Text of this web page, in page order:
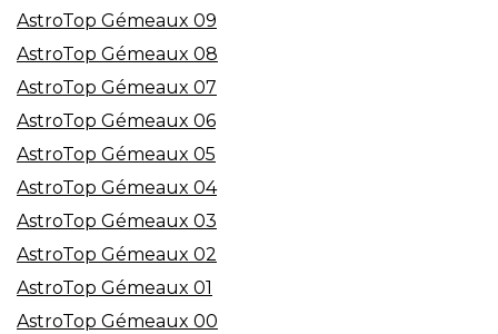
AstroTop Gémeaux 09
AstroTop Gémeaux 08
AstroTop Gémeaux 07
AstroTop Gémeaux 06
AstroTop Gémeaux 05
AstroTop Gémeaux 04
AstroTop Gémeaux 03
AstroTop Gémeaux 02
AstroTop Gémeaux 01
AstroTop Gémeaux 00